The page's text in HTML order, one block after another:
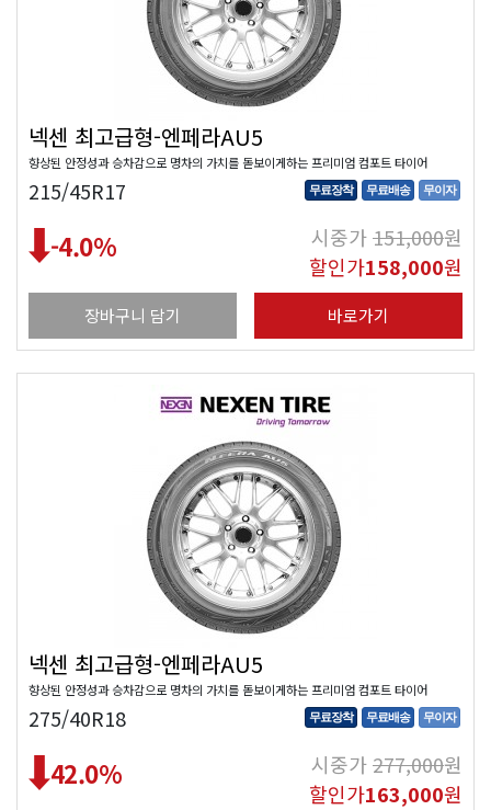
넥센 최고급형-엔페라AU5
향상된 안정성과 승차감으로 명차의 가치를 돋보이게하는 프리미엄 컴포트 타이어
215/45R17 무료장착 무료배송 무이자
-4.0% 시중가151,000원
할인가158,000원
장바구니 담기 바로가기
넥센 최고급형-엔페라AU5
향상된 안정성과 승차감으로 명차의 가치를 돋보이게하는 프리미엄 컴포트 타이어
275/40R18 무료장착 무료배송 무이자
42.0% 시중가277,000원
할인가163,000원